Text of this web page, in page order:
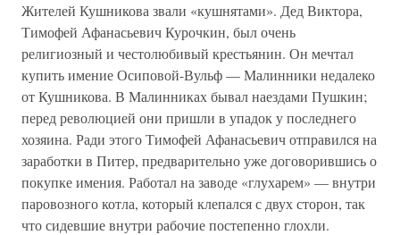
Жителей Кушникова звали «кушнятами». Дед Виктора,
Тимофей Афанасьевич Курочкин, был очень
религиозный и честолюбивый крестьянин. Он мечтал
купить имение Осиповой-Вульф — Малинники недалеко
от Кушникова. В Малинниках бывал наездами Пушкин;
перед революцией они пришли в упадок у последнего
хозяина. Ради этого Тимофей Афанасьевич отправился на
заработки в Питер, предварительно уже договорившись о
покупке имения. Работал на заводе «глухарем» — внутри
паровозного котла, который клепался с двух сторон, так
что сидевшие внутри рабочие постепенно глохли.